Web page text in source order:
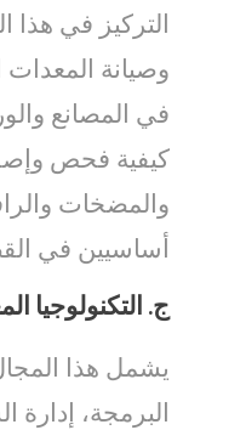
التركيز في
وصيانة المعدات
في المصانع
كيفية فحص
والمضخات
أساسيين في
ج. التكنولوجيا
يشمل هذا
البرمجة، إدارة